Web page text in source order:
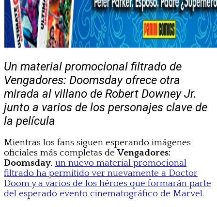
Un material promocional filtrado de
Vengadores: Doomsday ofrece otra
mirada al villano de Robert Downey Jr.
junto a varios de los personajes clave de
la película
Mientras los fans siguen esperando imágenes
oficiales más completas deVengadores:
Doomsday, un nuevo material promocional
filtrado ha permitido ver nuevamente a Doctor
Doom y a varios de los héroes que formarán parte
del esperado evento cinematográfico de Marvel.